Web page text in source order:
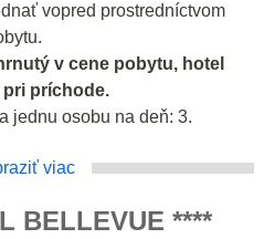
vopred prostredníctvom
v cene pobytu, hotel
príchode.
jednu osobu na deň: 3.
viac
BELLEVUE ****